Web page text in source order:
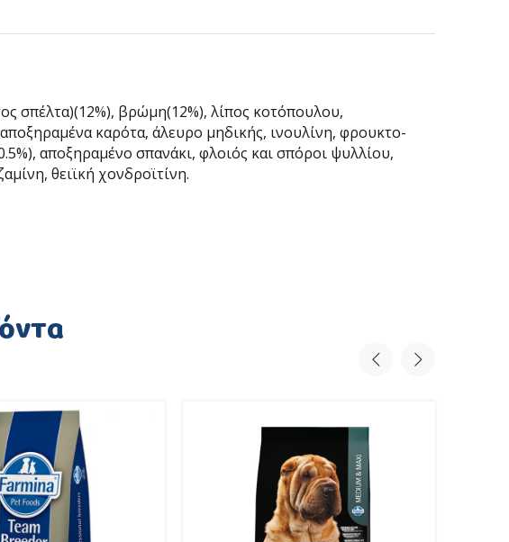
σπέλτα)(12%), βρώμη(12%), λίπος κοτόπουλου,
καρότα, άλευρο μηδικής, ινουλίνη, φρουκτο-
αποξηραμένο σπανάκι, φλοιός και σπόροι ψυλλίου,
θειϊκή χονδροϊτίνη.